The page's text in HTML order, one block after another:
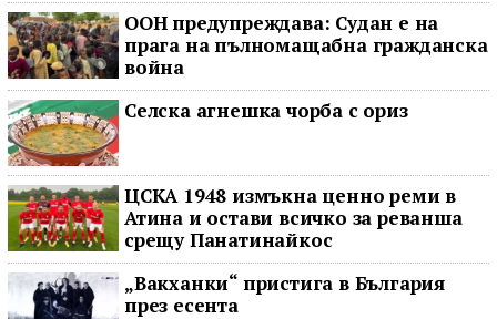
ООН предупреждава: Судан е на
прага на пълномащабна гражданска
война
Селска агнешка чорба с ориз
ЦСКА 1948 измъкна ценно реми в
Атина и остави всичко за реванша
срещу Панатинайкос
„Вакханки“ пристига в България
през есента